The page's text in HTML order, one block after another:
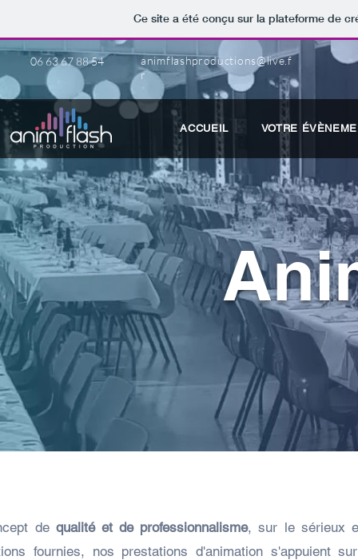
Ce site a été conçu sur la plateforme de
06 63 67 88 54
animflashproductions@live.f
r
ACCUEIL VOTRE
de qualité et de professionnalisme, sur le sérieux
fournies, nos prestations d'animation s'appuient